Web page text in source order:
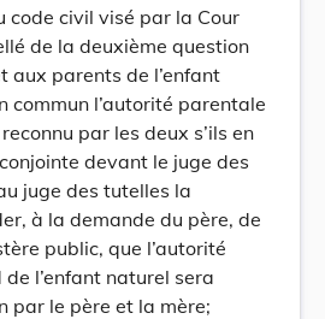
code civil visé par la Cour
de la deuxième question
aux parents de l’enfant
commun l’autorité parentale
par les deux s’ils en
devant le juge des
juge des tutelles la
à la demande du père, de
public, que l’autorité
l’enfant naturel sera
par le père et la mère;